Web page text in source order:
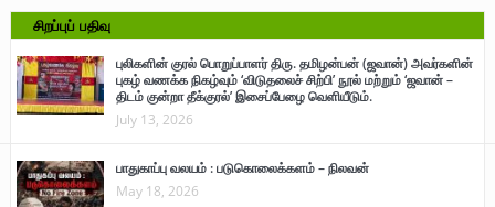
சிறப்புப் பதிவு
புலிகளின் குரல் பொறுப்பாளர் திரு. தமிழன்பன் (ஜவான்) அவர்களின்
புகழ் வணக்க நிகழ்வும் ‘விடுதலைச் சிற்பி’ நூல் மற்றும் ‘ஜவான் –
திடம் குன்றா தீக்குரல்’ இசைப்பேழை வெளியீடும்.
July 13, 2026
பாதுகாப்பு வலயம் : படுகொலைக்களம் – நிலவன்
May 18, 2026